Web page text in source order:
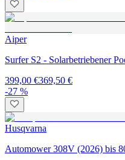
Aiper
Surfer S2 - Solarbetriebener
399,00 €369,50 €
-27 %
Husqvarna
Automower 308V (2026) bis